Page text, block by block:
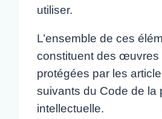
utiliser.
L’ensemble de ces
constituent des œuvres
protégées par les
suivants du Code de la
intellectuelle.